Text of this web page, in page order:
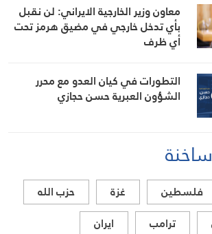
معاون وزير الخارجية الايراني: لن نقبل
بأي تدخل خارجي في مضيق هرمز تحت
أي ظرف
التطورات في كيان العدو مع محرر
الشؤون العبرية حسن حجازي
فلسطين غزة
حزب الله
ترامب
ايران